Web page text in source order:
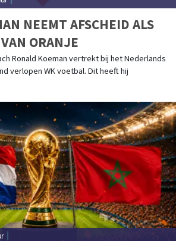
NEEMT AFSCHEID ALS
ORANJE
Ronald Koeman vertrekt bij het Nederlands
verlopen WK voetbal. Dit heeft hij